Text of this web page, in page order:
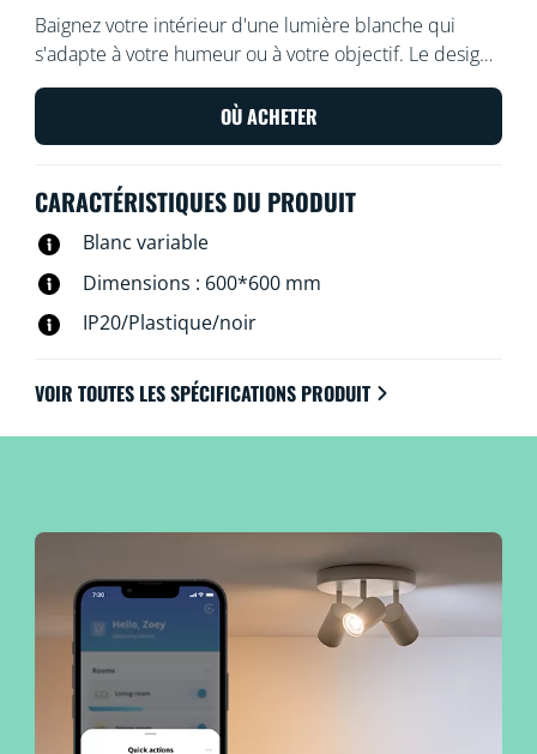
Baignez votre intérieur d'une lumière blanche qui
s'adapte à votre humeur ou à votre objectif. Le design
élégant et l'installation facile lui permettent de
s'intégrer de manière confortable et homogène dans
votre espace.
OÙ ACHETER
CARACTÉRISTIQUES DU PRODUIT
Blanc variable
Dimensions : 600*600 mm
IP20/Plastique/noir
VOIR TOUTES LES SPÉCIFICATIONS PRODUIT